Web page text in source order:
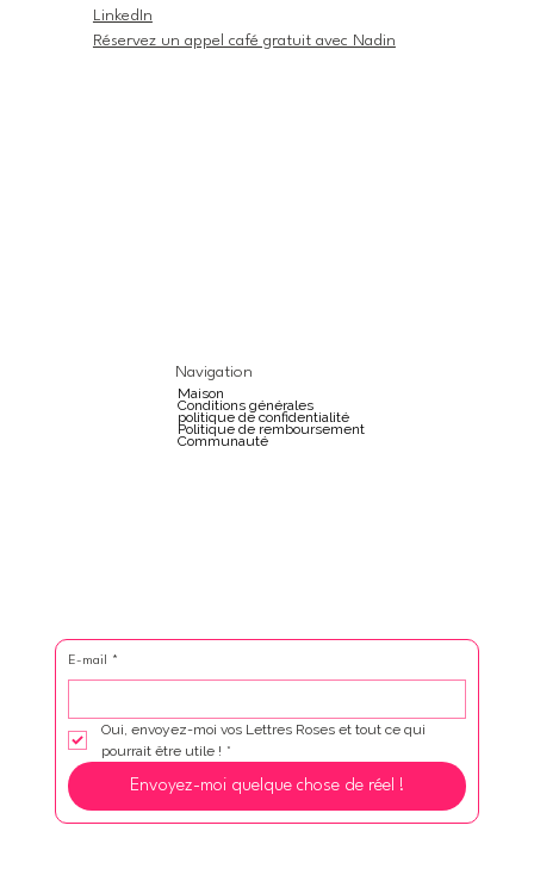
LinkedIn
Réservez un appel café gratuit avec Nadin
Navigation
Maison
Conditions générales
politique de confidentialité
Politique de remboursement
Communauté
E-mail *
Oui, envoyez-moi vos Lettres Roses et tout ce qui
pourrait être utile ! *
Envoyez-moi quelque chose de réel !